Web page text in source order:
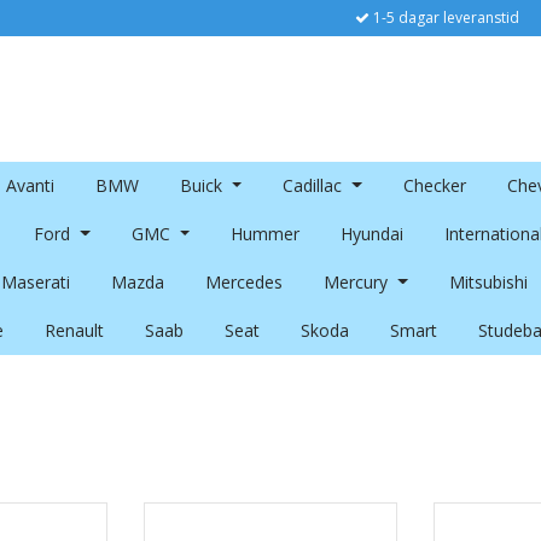
1-5 dagar leveranstid
Avanti BMW Buick Cadillac Checker
Ford GMC Hummer Hyundai
Maserati Mazda Mercedes Mercury Mitsubishi
Renault Saab Seat Skoda Smart